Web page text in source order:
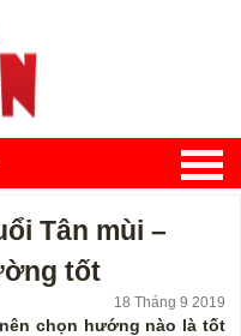
Tân mùi –
tốt
18 Tháng 9 2019
chọn hướng nào là tốt